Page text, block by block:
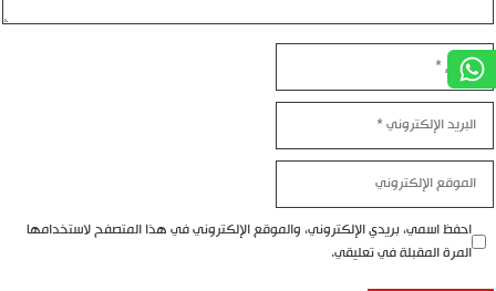
احفظ اسمي، بريدي الإلكتروني، والموقع الإلكتروني في هذا المتصفح لاستخدامها
المرة المقبلة في تعليقي.